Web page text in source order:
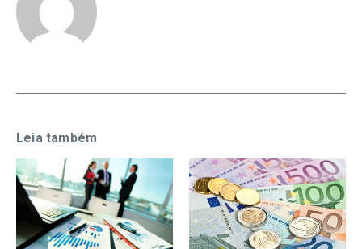
Leia também